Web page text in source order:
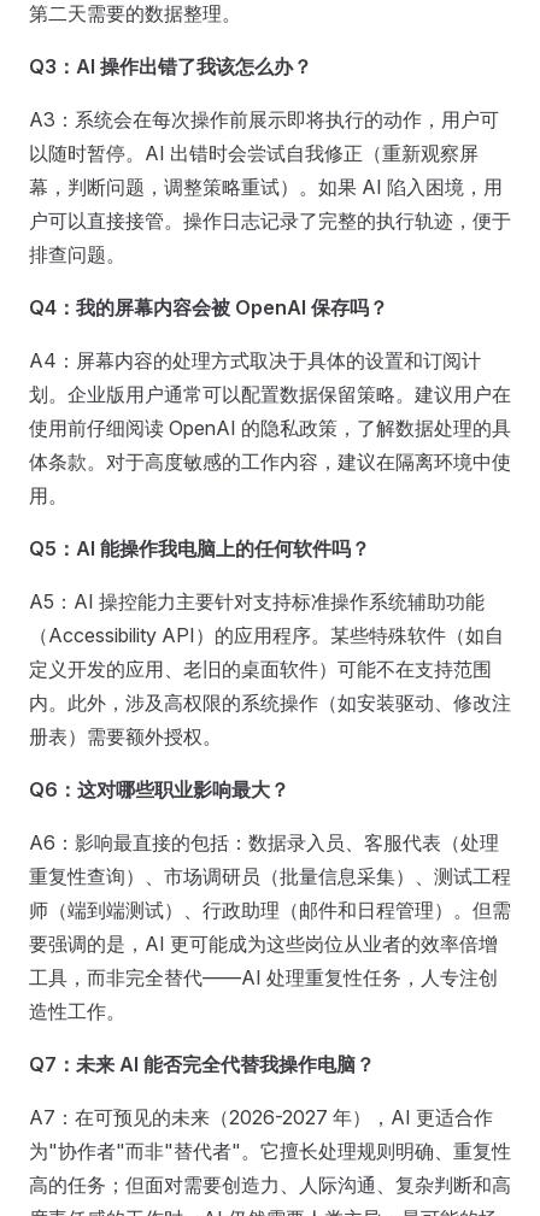
第二天需要的数据整理。
Q3：AI 操作出错了我该怎么办？
A3：系统会在每次操作前展示即将执行的动作，用户可
以随时暂停。AI 出错时会尝试自我修正（重新观察屏
幕，判断问题，调整策略重试）。如果 AI 陷入困境，用
户可以直接接管。操作日志记录了完整的执行轨迹，便于
排查问题。
Q4：我的屏幕内容会被 OpenAI 保存吗？
A4：屏幕内容的处理方式取决于具体的设置和订阅计
划。企业版用户通常可以配置数据保留策略。建议用户在
使用前仔细阅读 OpenAI 的隐私政策，了解数据处理的具
体条款。对于高度敏感的工作内容，建议在隔离环境中使
用。
Q5：AI 能操作我电脑上的任何软件吗？
A5：AI 操控能力主要针对支持标准操作系统辅助功能
（Accessibility API）的应用程序。某些特殊软件（如自
定义开发的应用、老旧的桌面软件）可能不在支持范围
内。此外，涉及高权限的系统操作（如安装驱动、修改注
册表）需要额外授权。
Q6：这对哪些职业影响最大？
A6：影响最直接的包括：数据录入员、客服代表（处理
重复性查询）、市场调研员（批量信息采集）、测试工程
师（端到端测试）、行政助理（邮件和日程管理）。但需
要强调的是，AI 更可能成为这些岗位从业者的效率倍增
工具，而非完全替代——AI 处理重复性任务，人专注创
造性工作。
Q7：未来 AI 能否完全代替我操作电脑？
A7：在可预见的未来（2026-2027 年），AI 更适合作
为"协作者"而非"替代者"。它擅长处理规则明确、重复性
高的任务；但面对需要创造力、人际沟通、复杂判断和高